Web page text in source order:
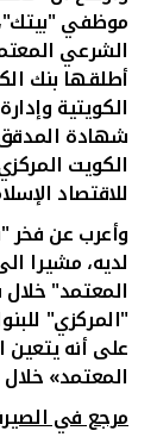
موظفي
الشرعي
أطلقها بنك
الكويتية
شهادة المدقق
الكويت
للاقتصاد
وأعرب عن فخر
لديه، مشيرا
المعتمد"
على أنه
المعتمد»
مرجع في